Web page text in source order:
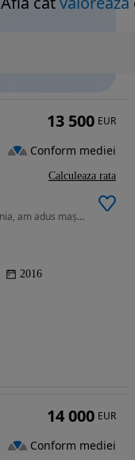
1798 cm3 • 99 CP • Primul proprietar în România, am adus mașina din Germania in 2020.
2016
13 500 EUR
Conform mediei
Calculeaza rata
14 000 EUR
Conform mediei